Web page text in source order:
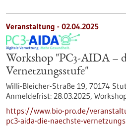
Veranstaltung - 02.04.2025
Workshop "PC3-AIDA –
Vernetzungsstufe"
Willi-Bleicher-Straße 19, 70174
Anmeldefrist: 28.03.2025,
https://www.bio-pro.de/
pc3-aida-die-naechste-